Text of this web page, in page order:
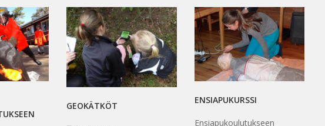
GEOKÄTKÖT
ENSIAPUKURSSI
Ensiapukoulutukseen